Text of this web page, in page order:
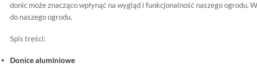
donic może znacząco wpłynąć na wygląd i funkcjonalność naszego
do naszego ogrodu.
Spis treści:
Donice aluminiowe